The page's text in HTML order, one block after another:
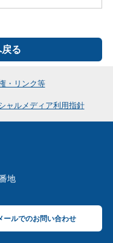
る
・リンク等
ャルメディア利用指針
地
ールでのお問い合わせ